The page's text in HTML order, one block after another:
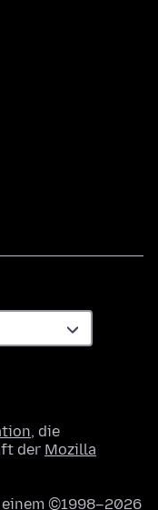
, die
der Mozilla
©1998–2026